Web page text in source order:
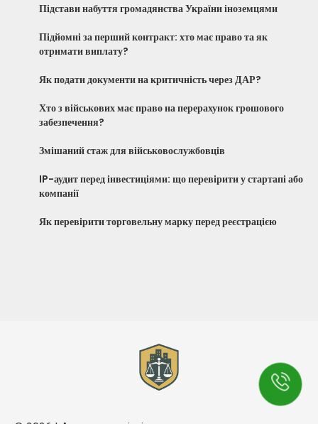
Підстави набуття громадянства України іноземцями
Підйомні за перший контракт: хто має право та як
отримати виплату?
Як подати документи на критичність через ДАР?
Хто з військових має право на перерахунок грошового
забезпечення?
Змішаний стаж для військовослужбовців
IP-аудит перед інвестиціями: що перевірити у стартапі або
компанії
Як перевірити торговельну марку перед реєстрацією